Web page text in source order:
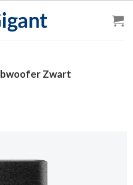
Zwart